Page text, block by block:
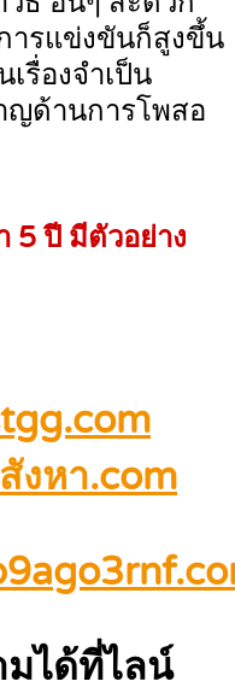
ารแข่งขันก็สูงขึ้น
รื่องจำเป็น
ญด้านการโพสอ
5 ปี มีตัวอย่าง
งหา.com
ได้ที่ไลน์